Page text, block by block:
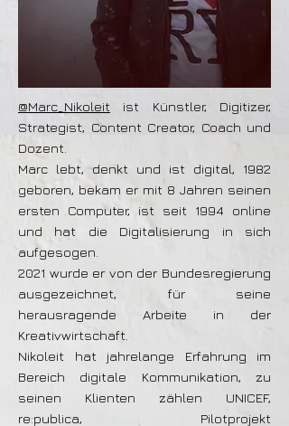
@Marc_Nikoleit ist Künstler, Digitizer,
Strategist, Content Creator, Coach und
Dozent.
Marc lebt, denkt und ist digital, 1982
geboren, bekam er mit 8 Jahren seinen
ersten Computer, ist seit 1994 online
und hat die Digitalisierung in sich
aufgesogen.
2021 wurde er von der Bundesregierung
ausgezeichnet, für seine
herausragende Arbeite in der
Kreativwirtschaft.
Nikoleit hat jahrelange Erfahrung im
Bereich digitale Kommunikation, zu
seinen Klienten zählen UNICEF,
re:publica, Pilotprojekt